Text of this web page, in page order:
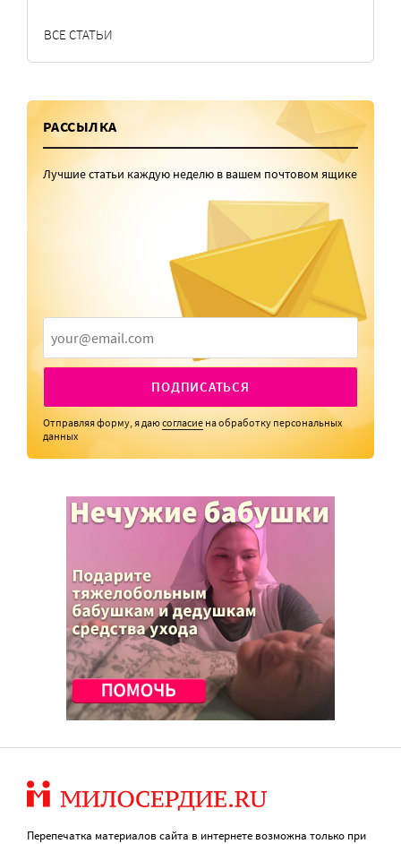
ВСЕ СТАТЬИ
РАССЫЛКА
Лучшие статьи каждую неделю в вашем почтовом ящике
ПОДПИСАТЬСЯ
Отправляя форму, я даюсогласие на обработку персональных
данных
Перепечатка материалов сайта в интернете возможна только при